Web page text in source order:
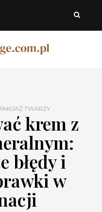
TWARZY
krem z
błędy i
w